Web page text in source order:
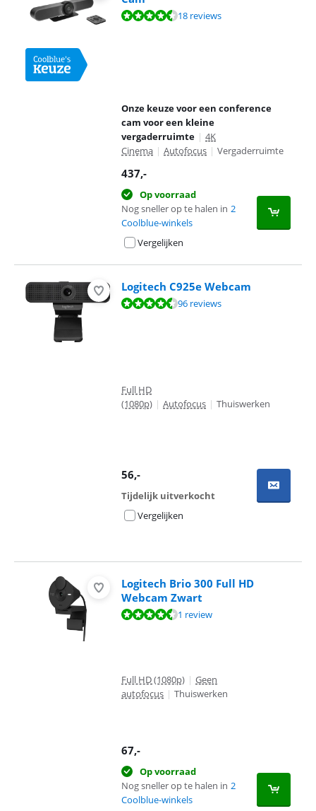
Beoordeling is 9,1 van de 10, gebaseerd op 18 reviews.
18 reviews
Onze keuze voor een conference
cam voor een kleine
vergaderruimte | 4K
Cinema | Autofocus | Vergaderruimte
437,-
Op voorraad
Nog sneller op te halen in 2
Coolblue-winkels
Vergelijken
Logitech C925e Webcam
Beoordeling is 9,1 van de 10, gebaseerd op 96 reviews.
96 reviews
Full HD
(1080p) | Autofocus | Thuiswerken
56,-
Tijdelijk uitverkocht
Vergelijken
Logitech Brio 300 Full HD
Webcam Zwart
Beoordeling is 9,0 van de 10, gebaseerd op 1 review.
1 review
Full HD (1080p) | Geen
autofocus | Thuiswerken
67,-
Op voorraad
Nog sneller op te halen in 2
Coolblue-winkels